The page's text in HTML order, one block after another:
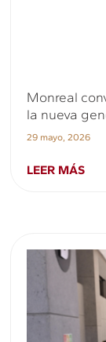
Monreal
la nueva
29 mayo, 2026
LEER MÁS